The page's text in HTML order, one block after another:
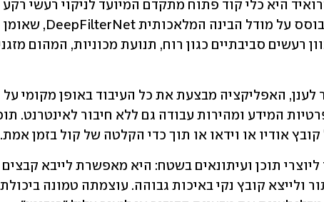
קובץ אודיו או וידאו או תוך כדי הקלטה של קול בזמן אמת.